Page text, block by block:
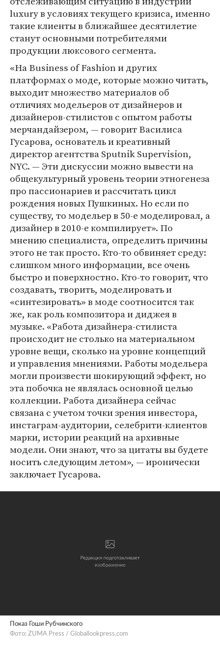
luxury в условиях текущего кризиса, именно
такие клиенты в ближайшее десятилетие
станут основными потребителями
продукции люксового сегмента.
«На Business of Fashion и других
платформах о моде, которые можно читать,
выходит множество материалов об
отличиях модельеров от дизайнеров и
дизайнеров-стилистов с опытом работы
мерчандайзером, — говорит Василиса
Гусарова, основатель и креативный
директор агентства Sputnik Supervision,
NYC. — Эти дискуссии можно вывести на
общекультурный уровень теории этногенеза
про пассионариев и рассчитать цикл
рождения новых Пушкиных. Но если по
существу, то модельер в 50-е моделировал, а
дизайнер в 2010-е компилирует». По
мнению специалиста, определить причины
этого не так просто. Кто-то обвиняет среду:
слишком много информации, все очень
быстро и поверхностно. Кто-то говорит, что
создавать, творить, моделировать и
«синтезировать» в моде соотносится так
же, как роль композитора и диджея в
музыке. «Работа дизайнера-стилиста
происходит не столько на материальном
уровне вещи, сколько на уровне концепций
и управления мнениями. Работы модельера
могли произвести шокирующий эффект, но
эта побочка не являлась основной целью
коллекции. Работа дизайнера сейчас
связана с учетом точки зрения инвестора,
инстаграм-аудитории, селебрити-клиентов
марки, истории реакций на архивные
модели. Они знают, что за цитаты вы будете
носить следующим летом», — иронически
заключает Гусарова.
Показ Гоши Рубчинского
Фото: ZUMA Press / Globallookpress.com